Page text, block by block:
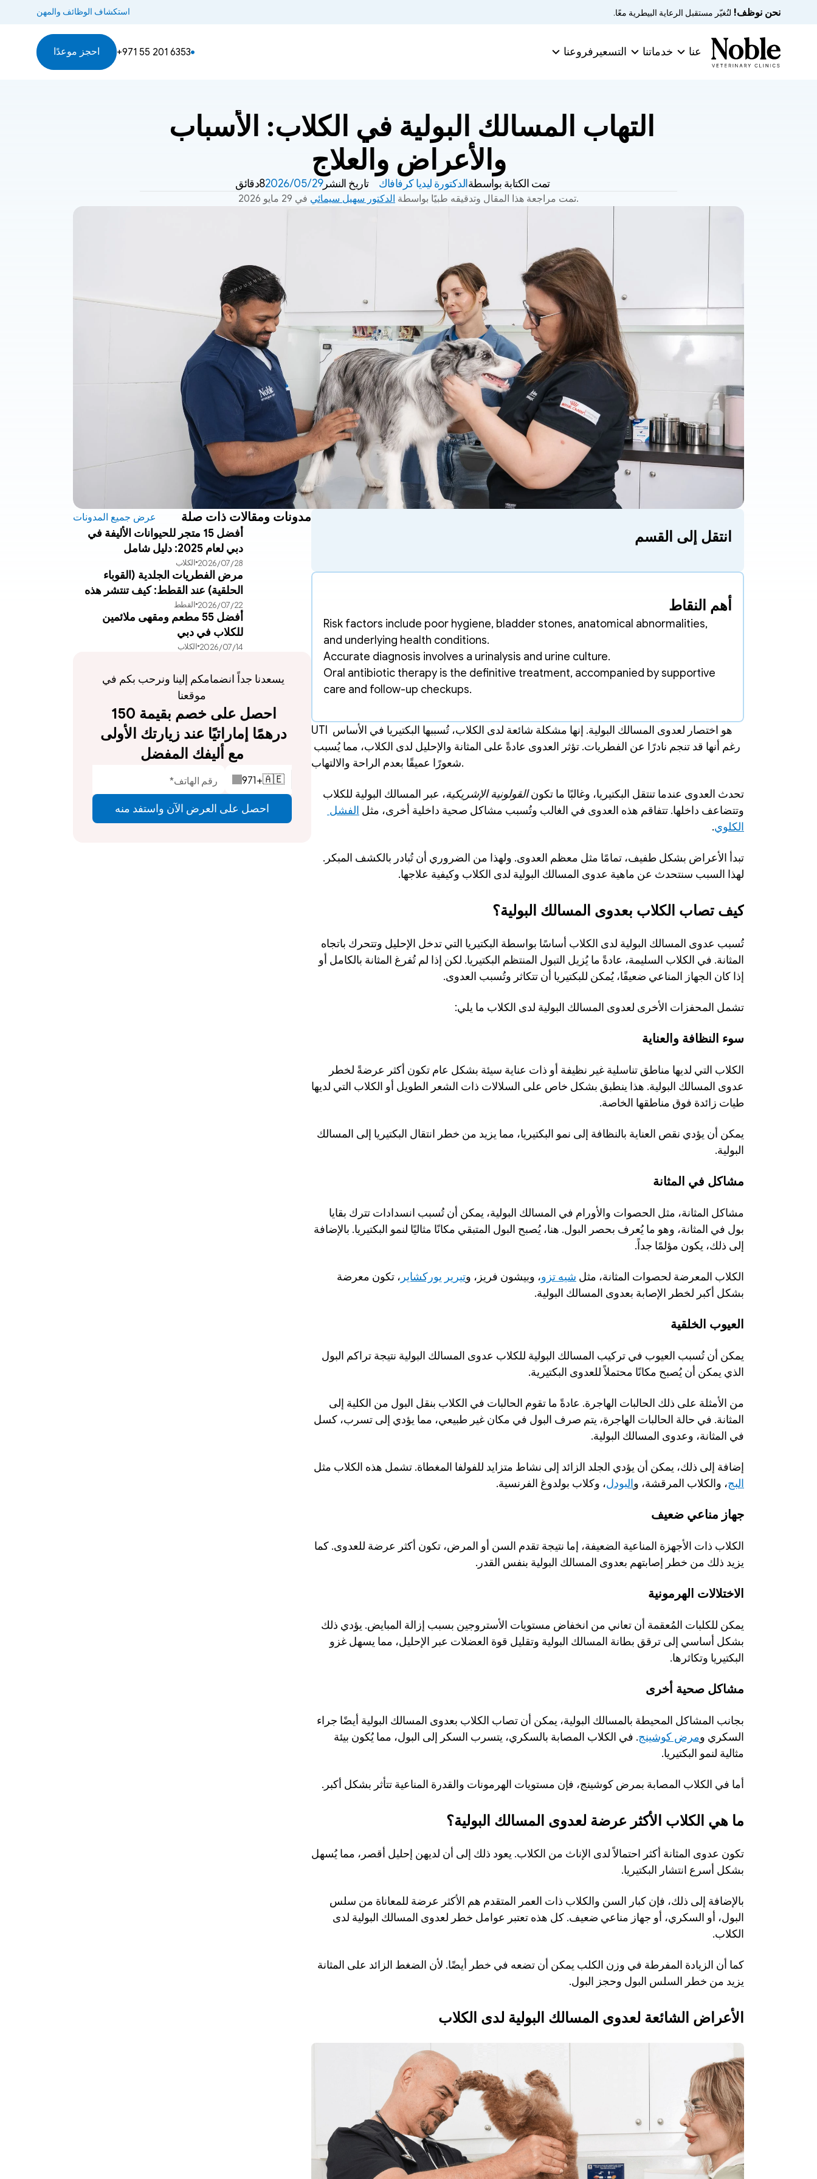
والأعراض والعلاج
تمت الكتابة بواسطةالدكتورة ليديا كرفافاك تاريخ النشر29‏/05‏/2026 8دقائق
تمت مراجعة هذا المقال وتدقيقه طبيًا بواسطة الدكتور سهيل سيمائي في 29 مايو 2026.
انتقل إلى القسم
أهم النقاط
Risk factors include poor hygiene, bladder stones, anatomical abnormalities,
and underlying health conditions.
Accurate diagnosis involves a urinalysis and urine culture.
Oral antibiotic therapy is the definitive treatment, accompanied by supportive
care and follow-up checkups.
UTI هو اختصار لعدوى المسالك البولية. إنها مشكلة شائعة لدى الكلاب، تُسببها البكتيريا في الأساس
شعورًا عميقًا بعدم الراحة والالتهاب.
تحدث العدوى عندما تنتقل البكتيريا، وغالبًا ما تكون القولونية الإشريكية
وتتضاعف داخلها. تتفاقم هذه العدوى في الغالب وتُسبب مشاكل صحية داخلية أخرى، مثل
الكلوي.
لهذا السبب سنتحدث عن ماهية عدوى المسالك البولية لدى الكلاب وكيفية علاجها.
كيف تصاب الكلاب بعدوى المسالك البولية؟
إذا كان الجهاز المناعي ضعيفًا، يُمكن للبكتيريا أن تتكاثر وتُسبب العدوى.
تشمل المحفزات الأخرى لعدوى المسالك البولية لدى الكلاب ما يلي:
سوء النظافة والعناية
طيات زائدة فوق مناطقها الخاصة.
البولية.
مشاكل في المثانة
إلى ذلك، يكون مؤلمًا جداً.
الكلاب المعرضة لحصوات المثانة، مثل شيه تزو، وبيشون فريز، وتيرير يوركشاير
بشكل أكبر لخطر الإصابة بعدوى المسالك البولية.
العيوب الخلقية
الذي يمكن أن يُصبح مكانًا محتملاً للعدوى البكتيرية.
في المثانة، وعدوى المسالك البولية.
إضافة إلى ذلك، يمكن أن يؤدي الجلد الزائد إلى نشاط متزايد للفولفا المغطاة. تشمل هذه الكلاب مثل
البج، والكلاب المرقشة، والبودل، وكلاب بولدوغ الفرنسية.
جهاز مناعي ضعيف
يزيد ذلك من خطر إصابتهم بعدوى المسالك البولية بنفس القدر.
الاختلالات الهرمونية
البكتيريا وتكاثرها.
مشاكل صحية أخرى
السكري ومرض كوشينج
مثالية لنمو البكتيريا.
أما في الكلاب المصابة بمرض كوشينج، فإن مستويات الهرمونات والقدرة المناعية تتأثر بشكل أكبر.
ما هي الكلاب الأكثر عرضة لعدوى المسالك البولية؟
بشكل أسرع انتشار البكتيريا.
الكلاب.
يزيد من خطر السلس البول وحجز البول.
الأعراض الشائعة لعدوى المسالك البولية لدى الكلاب
مدونات ومقالات ذات صلة عرض جميع المدونات
أفضل 15 متجر للحيوانات الأليفة في
دبي لعام 2025: دليل شامل
28‏/07‏/2026
الكلاب
مرض الفطريات الجلدية (القوباء
الحلقية) عند القطط: كيف تنتشر هذه
العدوى وطرق علاجها الفعالة
22‏/07‏/2026
القطط
أفضل 55 مطعم ومقهى ملائمين
للكلاب في دبي
14‏/07‏/2026
الكلاب
موقعنا
مع أليفك المفضل
🇦🇪
+
971
احصل على العرض الآن واستفد منه
نحن نوظف! لنُغيّر مستقبل الرعاية البيطرية معًا. استكشاف الوظائف والمهن
عنا خدماتنا التسعير فروعنا +971 55 201 6353 احجز موعدًا